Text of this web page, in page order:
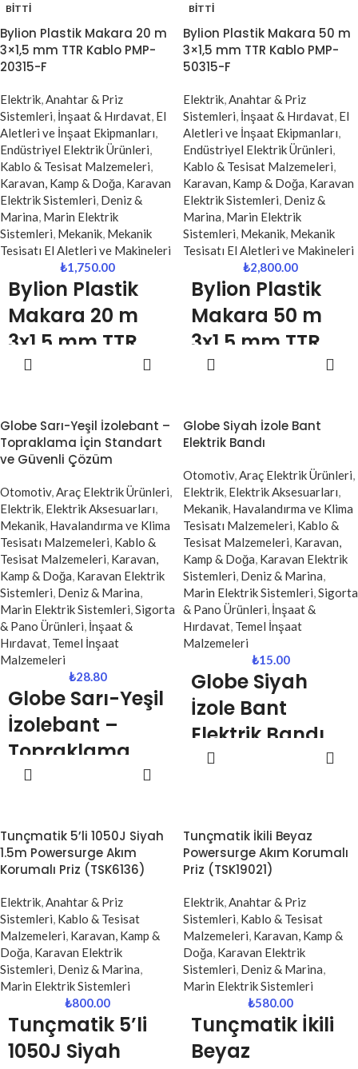
BITTI
Bylion Plastik Makara 20 m
3×1,5 mm TTR Kablo PMP-
20315-F
Elektrik,Anahtar & Priz
Sistemleri, İnşaat & Hırdavat, El
Aletleri ve İnşaat Ekipmanları,
Endüstriyel Elektrik Ürünleri,
Kablo & Tesisat Malzemeleri,
Karavan, Kamp & Doğa, Karavan
Elektrik Sistemleri, Deniz &
Marina, Marin Elektrik
Sistemleri, Mekanik, Mekanik
Tesisatı El Aletleri ve Makineleri
₺1,750.00
Bylion Plastik
Makara 20 m
3x1,5 mm TTR
Kablo PMP-
Bylion Plastik Makara 20 metre
uzatma kablosu, zorlu çalışma
koşullarına dayanıklı yapısı ve
çıkan profesyonel bir enerji
çözümüdür. Sanayi tesisleri,
şantiye alanları, madenler ve açık
hava kullanımları için özel olarak
tasarlanmış bu kablo makarası,
yüksek dayanıklılığı ve IP44
koruma sınıfı sayesinde güvenle
tercih edilir.
BITTI
Bylion Plastik Makara 50 m
3×1,5 mm TTR Kablo PMP-
50315-F
Elektrik,Anahtar & Priz
Sistemleri, İnşaat & Hırdavat, El
Aletleri ve İnşaat Ekipmanları,
Endüstriyel Elektrik Ürünleri,
Kablo & Tesisat Malzemeleri,
Karavan, Kamp & Doğa, Karavan
Elektrik Sistemleri, Deniz &
Marina, Marin Elektrik
Sistemleri, Mekanik, Mekanik
Tesisatı El Aletleri ve Makineleri
₺2,800.00
Bylion Plastik
Makara 50 m
3x1,5 mm TTR
Kablo PMP-
Bylion Plastik Makara 50 metre
uzatma kablosu, uzun
enerji aktarımı sağlamak için
tasarlanmış profesyonel bir
çözümdür. Sanayi tesisleri,
şantiye alanları, madenler ve dış
mekan kullanımları için özel olarak
üretilen bu model, sağlam yapısı
ve IP44 koruma sınıfı ile zorlu
koşullarda maksimum performans
sunar.
Globe Sarı-Yeşil İzolebant –
Topraklama İçin Standart
ve Güvenli Çözüm
Otomotiv,Araç Elektrik Ürünleri,
Elektrik, Elektrik Aksesuarları,
Mekanik, Havalandırma ve Klima
Tesisatı Malzemeleri, Kablo &
Tesisat Malzemeleri, Karavan,
Kamp & Doğa, Karavan Elektrik
Sistemleri, Deniz & Marina,
Marin Elektrik Sistemleri,Sigorta
& Pano Ürünleri, İnşaat &
Hırdavat, Temel İnşaat
Malzemeleri
₺28.80
Globe Sarı-Yeşil
İzolebant –
Topraklama
İçin Standart ve
Elektrik tesisatlarında güvenliğin
en önemli unsurlarından biri olan
topraklama hatları için özel olarak
İzolebant, güçlü yapışkanı ve
dayanıklı PVC yapısıyla uzun
ömürlü kullanım sunar.
Uluslararası standartlara uygun
sarı-yeşil renk kombinasyonu
sayesinde topraklama
kablolarının kolayca ayırt
edilmesini sağlar.
Globe Siyah İzole Bant
Elektrik Bandı
Otomotiv,Araç Elektrik Ürünleri,
Elektrik, Elektrik Aksesuarları,
Mekanik, Havalandırma ve Klima
Tesisatı Malzemeleri, Kablo &
Tesisat Malzemeleri, Karavan,
Kamp & Doğa, Karavan Elektrik
Sistemleri, Deniz & Marina,
Marin Elektrik Sistemleri,Sigorta
& Pano Ürünleri, İnşaat &
Hırdavat, Temel İnşaat
Malzemeleri
₺15.00
Globe Siyah
İzole Bant
Elektrik Bandı
(Yüksek
tesisatlarında güvenli yalıtım,
kablo koruma ve bağlantı
sabitleme işlemleri için
elektrik bandıdır.
Esnek yapısı sayesinde kabloların
etrafına kolayca sarılır, güçlü
yapışkan yüzeyi ile uzun süre
açılma yapmaz. Isıya, neme ve
aşınmaya karşı dayanıklı yapısı
sayesinde hem iç mekan hem de
dış mekan uygulamalarında
güvenle kullanılabilir.
Tunçmatik 5’li 1050J Siyah
1.5m Powersurge Akım
Korumalı Priz (TSK6136)
Elektrik,Anahtar & Priz
Sistemleri, Kablo & Tesisat
Malzemeleri, Karavan, Kamp &
Doğa, Karavan Elektrik
Sistemleri, Deniz & Marina,
Marin Elektrik Sistemleri
₺800.00
Tunçmatik 5’li
1050J Siyah
Tunçmatik İkili Beyaz
Powersurge Akım Korumalı
Priz (TSK19021)
Elektrik,Anahtar & Priz
Sistemleri, Kablo & Tesisat
Malzemeleri, Karavan, Kamp &
Doğa, Karavan Elektrik
Sistemleri, Deniz & Marina,
Marin Elektrik Sistemleri
₺580.00
Tunçmatik İkili
Beyaz